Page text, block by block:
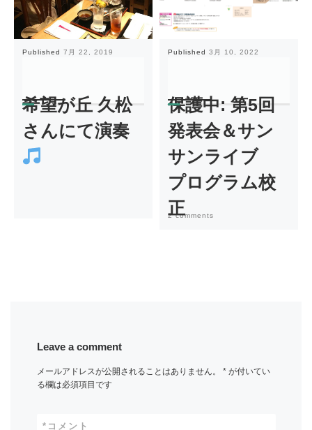
Published 7月 22, 2019
希望が丘 久松
さんにて演奏
Published 3月 10, 2022
保護中: 第5回
発表会＆サン
サンライブ
プログラム校
正
2 comments
Leave a comment
メールアドレスが公開されることはありません。 *が付いてい
る欄は必須項目です
コメント
*